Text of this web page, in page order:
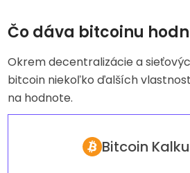
Čo dáva bitcoinu
Okrem decentralizácie a
bitcoin niekoľko ďalších
na hodnote.
Bitcoin